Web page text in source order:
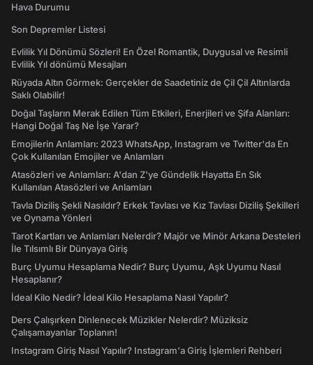
Hava Durumu
Son Depremler Listesi
Evlilik Yıl Dönümü Sözleri! En Özel Romantik, Duygusal ve Resimli
Evlilik Yıl dönümü Mesajları
Rüyada Altın Görmek: Gerçekler de Saadetiniz de Çil Çil Altınlarda
Saklı Olabilir!
Doğal Taşların Merak Edilen Tüm Etkileri, Enerjileri ve Şifa Alanları:
Hangi Doğal Taş Ne İşe Yarar?
Emojilerin Anlamları: 2023 WhatsApp, Instagram ve Twitter'da En
Çok Kullanılan Emojiler ve Anlamları
Atasözleri ve Anlamları: A'dan Z'ye Gündelik Hayatta En Sık
Kullanılan Atasözleri ve Anlamları
Tavla Diziliş Şekli Nasıldır? Erkek Tavlası ve Kız Tavlası Diziliş Şekilleri
ve Oynama Yönleri
Tarot Kartları ve Anlamları Nelerdir? Majör ve Minör Arkana Desteleri
İle Tılsımlı Bir Dünyaya Giriş
Burç Uyumu Hesaplama Nedir? Burç Uyumu, Aşk Uyumu Nasıl
Hesaplanır?
İdeal Kilo Nedir? İdeal Kilo Hesaplama Nasıl Yapılır?
Ders Çalışırken Dinlenecek Müzikler Nelerdir? Müziksiz
Çalışamayanlar Toplanın!
Instagram Giriş Nasıl Yapılır? Instagram'a Giriş İşlemleri Rehberi